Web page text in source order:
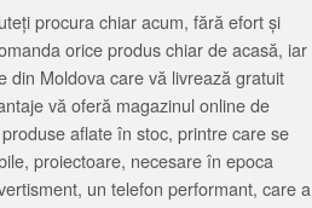
procura chiar acum, fără efort și
orice produs chiar de acasă, iar
din Moldova care vă livrează gratuit
vă oferă magazinul online de
aflate în stoc, printre care se
proiectoare, necesare în epoca
un telefon performant, care a